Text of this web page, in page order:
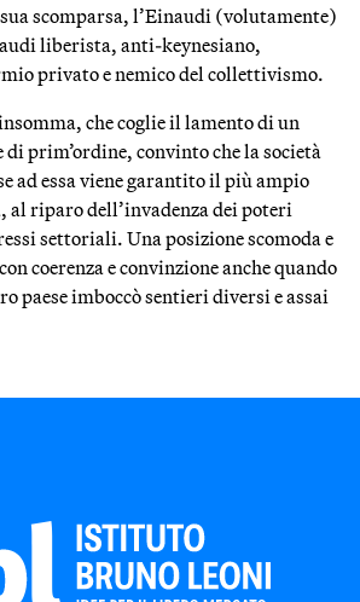
scomparsa, l’Einaudi (volutamente)
liberista, anti-keynesiano,
privato e nemico del collettivismo.
che coglie il lamento di un
prim’ordine, convinto che la società
ad essa viene garantito il più ampio
al riparo dell’invadenza dei poteri
settoriali. Una posizione scomoda e
coerenza e convinzione anche quando
paese imboccò sentieri diversi e assai